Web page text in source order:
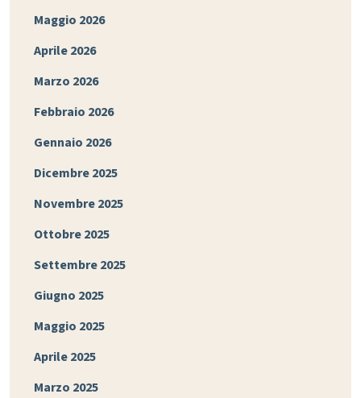
Maggio 2026
Aprile 2026
Marzo 2026
Febbraio 2026
Gennaio 2026
Dicembre 2025
Novembre 2025
Ottobre 2025
Settembre 2025
Giugno 2025
Maggio 2025
Aprile 2025
Marzo 2025